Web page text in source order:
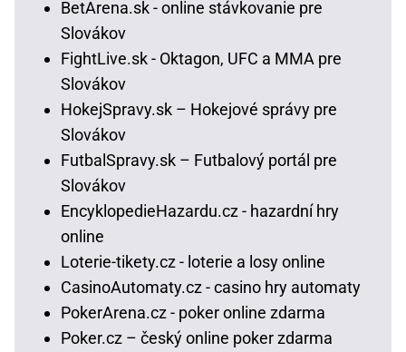
BetArena.sk - online stávkovanie pre
Slovákov
FightLive.sk - Oktagon, UFC a MMA pre
Slovákov
HokejSpravy.sk – Hokejové správy pre
Slovákov
FutbalSpravy.sk – Futbalový portál pre
Slovákov
EncyklopedieHazardu.cz - hazardní hry
online
Loterie-tikety.cz - loterie a losy online
CasinoAutomaty.cz - casino hry automaty
PokerArena.cz - poker online zdarma
Poker.cz – český online poker zdarma